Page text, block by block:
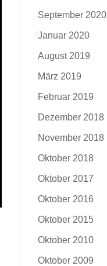
September 2020
Januar 2020
August 2019
März 2019
Februar 2019
Dezember 2018
November 2018
Oktober 2018
Oktober 2017
Oktober 2016
Oktober 2015
Oktober 2010
Oktober 2009